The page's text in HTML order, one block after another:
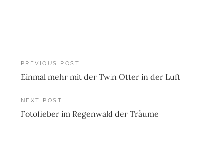
Post
navigation
PREVIOUS POST
Einmal mehr mit der Twin Otter in der Luft
NEXT POST
Fotofieber im Regenwald der Träume